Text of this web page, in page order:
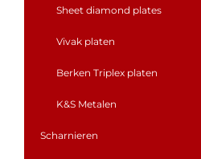
Sheet diamond plates
Vivak platen
Berken Triplex platen
K&S Metalen
Scharnieren